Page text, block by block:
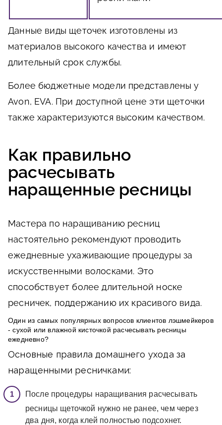
Данные виды щеточек изготовлены из
материалов высокого качества и имеют
длительный срок службы.
Более бюджетные модели представлены у
Avon, EVA. При доступной цене эти щеточки
также характеризуются высоким качеством.
Как правильно
расчесывать
наращенные ресницы
Мастера по наращиванию ресниц
настоятельно рекомендуют проводить
ежедневные ухаживающие процедуры за
искусственными волосками. Это
способствует более длительной носке
ресничек, поддержанию их красивого вида.
Один из самых популярных вопросов клиентов лэшмейкеров
- сухой или влажной кисточкой расчесывать ресницы
ежедневно?
Основные правила домашнего ухода за
наращенными ресничками:
После процедуры наращивания расчесывать
ресницы щеточкой нужно не ранее, чем через
два дня, когда клей полностью подсохнет.